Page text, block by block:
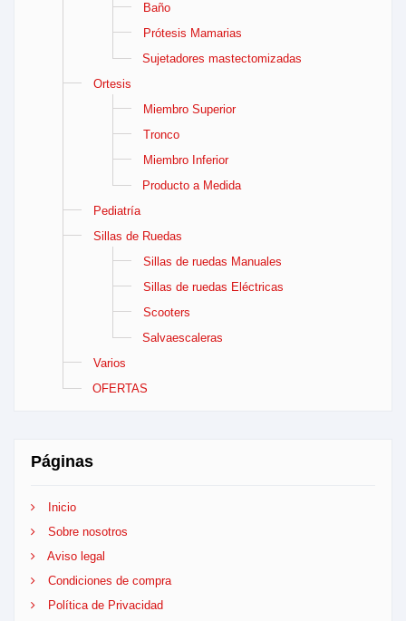
Baño
Prótesis Mamarias
Sujetadores mastectomizadas
Ortesis
Miembro Superior
Tronco
Miembro Inferior
Producto a Medida
Pediatría
Sillas de Ruedas
Sillas de ruedas Manuales
Sillas de ruedas Eléctricas
Scooters
Salvaescaleras
Varios
OFERTAS
Páginas
Inicio
Sobre nosotros
Aviso legal
Condiciones de compra
Política de Privacidad